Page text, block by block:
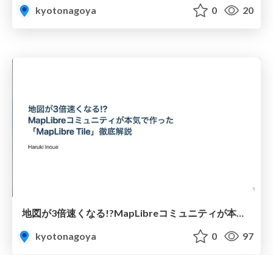
kyotonagoya
0 20
地図が3倍速くなる!?MapLibreコミュニティが本気で作った「MapLibre Tile」徹底解説
kyotonagoya
0 97